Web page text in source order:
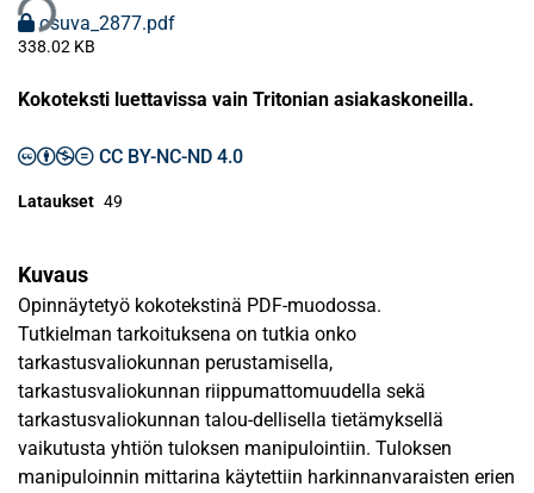
osuva_2877.pdf
338.02 KB
Kokoteksti luettavissa vain Tritonian asiakaskoneilla.
CC BY-NC-ND 4.0
Lataukset 49
Kuvaus
Opinnäytetyö kokotekstinä PDF-muodossa.
Tutkielman tarkoituksena on tutkia onko
tarkastusvaliokunnan perustamisella,
tarkastusvaliokunnan riippumattomuudella sekä
tarkastusvaliokunnan talou-dellisella tietämyksellä
vaikutusta yhtiön tuloksen manipulointiin. Tuloksen
manipuloinnin mittarina käytettiin harkinnanvaraisten erien